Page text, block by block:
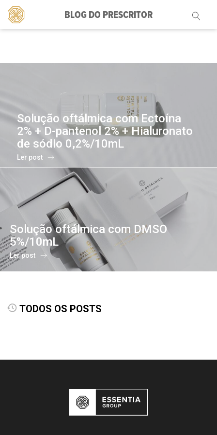
BLOG DO PRESCRITOR
Pesquisar
por:
Solução oftálmica com Ectoína
2% + D-pantenol 2% + Hialuronato
de sódio 0,2%/10mL
Ler post
Solução oftálmica com DMSO
5%/10mL
Ler post
TODOS OS POSTS